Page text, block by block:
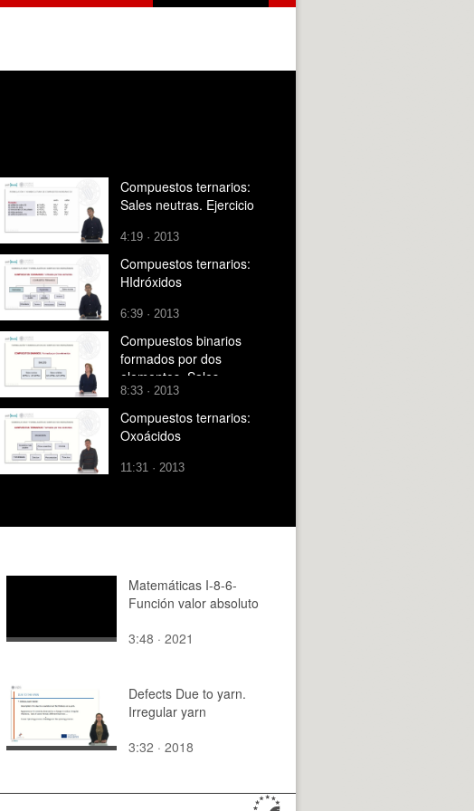
Compuestos ternarios:
Sales neutras. Ejercicio
4:19 · 2013
Compuestos ternarios:
HIdróxidos
6:39 · 2013
Compuestos binarios
formados por dos
elementos. Sales
8:33 · 2013
Compuestos ternarios:
Oxoácidos
11:31 · 2013
Matemáticas I-8-6-
Función valor absoluto
3:48 · 2021
Defects Due to yarn.
Irregular yarn
3:32 · 2018